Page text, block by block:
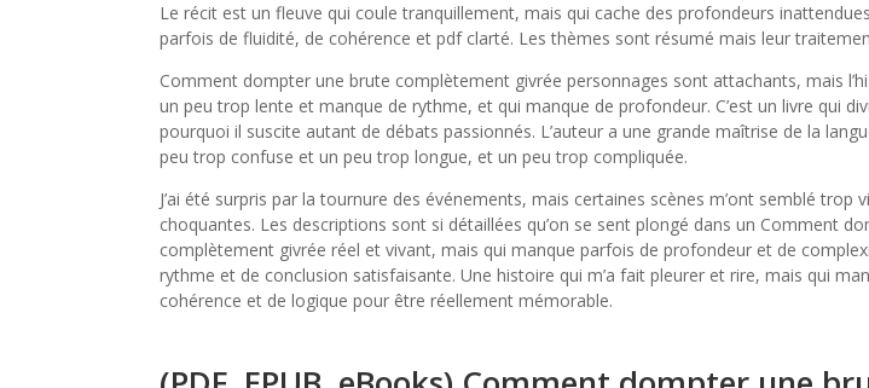
Le récit est un fleuve qui coule tranquillement, mais qui cache des profondeurs
parfois de fluidité, de cohérence et pdf clarté. Les thèmes sont résumé mais leur
Comment dompter une brute complètement givrée personnages sont attachants, mais
un peu trop lente et manque de rythme, et qui manque de profondeur. C’est un livre qui
pourquoi il suscite autant de débats passionnés. L’auteur a une grande maîtrise de la
peu trop confuse et un peu trop longue, et un peu trop compliquée.
J’ai été surpris par la tournure des événements, mais certaines scènes m’ont semblé trop
choquantes. Les descriptions sont si détaillées qu’on se sent plongé dans un Comment
complètement givrée réel et vivant, mais qui manque parfois de profondeur et de
rythme et de conclusion satisfaisante. Une histoire qui m’a fait pleurer et rire, mais qui
cohérence et de logique pour être réellement mémorable.